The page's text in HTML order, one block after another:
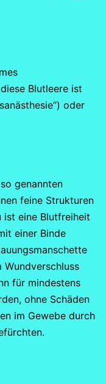
Blutleere ist
oder
genannten
feine Strukturen
eine Blutfreiheit
einer Binde
für mindestens
ohne Schäden
im Gewebe durch